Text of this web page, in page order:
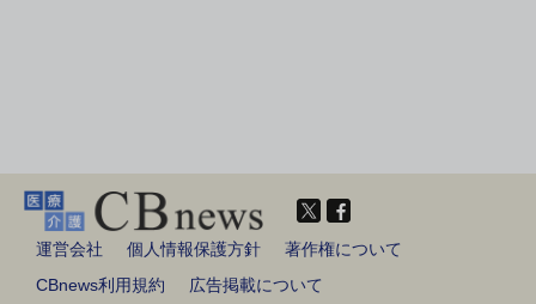
運営会社 個人情報保護方針
著作権について
CBnews利用規約
広告掲載について